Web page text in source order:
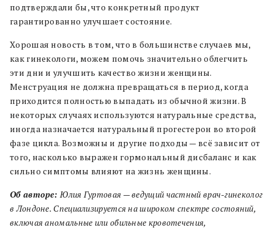
подтверждали бы, что конкретный продукт
гарантированно улучшает состояние.
Хорошая новость в том, что в большинстве случаев мы,
как гинекологи, можем помочь значительно облегчить
эти дни и улучшить качество жизни женщины.
Менструация не должна превращаться в период, когда
приходится полностью выпадать из обычной жизни. В
некоторых случаях используются натуральные средства,
иногда назначается натуральный прогестерон во второй
фазе цикла. Возможны и другие подходы — всё зависит от
того, насколько выражен гормональный дисбаланс и как
сильно симптомы влияют на жизнь женщины.
Об авторе:Юлия Гуртовая — ведущий частный врач-гинеколог
в Лондоне. Специализируется на широком спектре состояний,
включая аномальные или обильные кровотечения,